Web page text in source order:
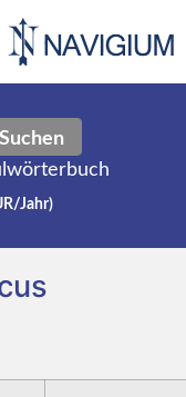
Suchen
Jahr)